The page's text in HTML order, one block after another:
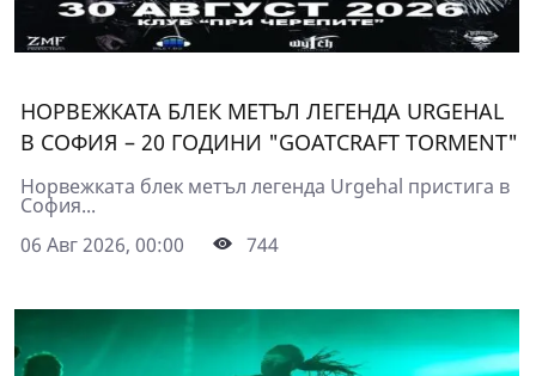
НОРВЕЖКАТА БЛЕК МЕТЪЛ ЛЕГЕНДА URGEHAL
В СОФИЯ – 20 ГОДИНИ "GOATCRAFT TORMENT"
Норвежката блек метъл легенда Urgehal пристига в
София...
06 Авг 2026, 00:00
744